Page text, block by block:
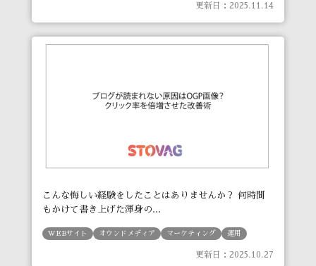
更新日：2025.11.14
こんな悔しい経験をしたことはありませんか？ 何時間
もかけて書き上げた渾身の...
WEBサイト オウンドメディア マーケティング 運用
更新日：2025.10.27